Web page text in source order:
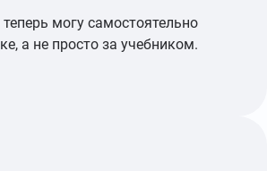
могу самостоятельно
а не просто за учебником.